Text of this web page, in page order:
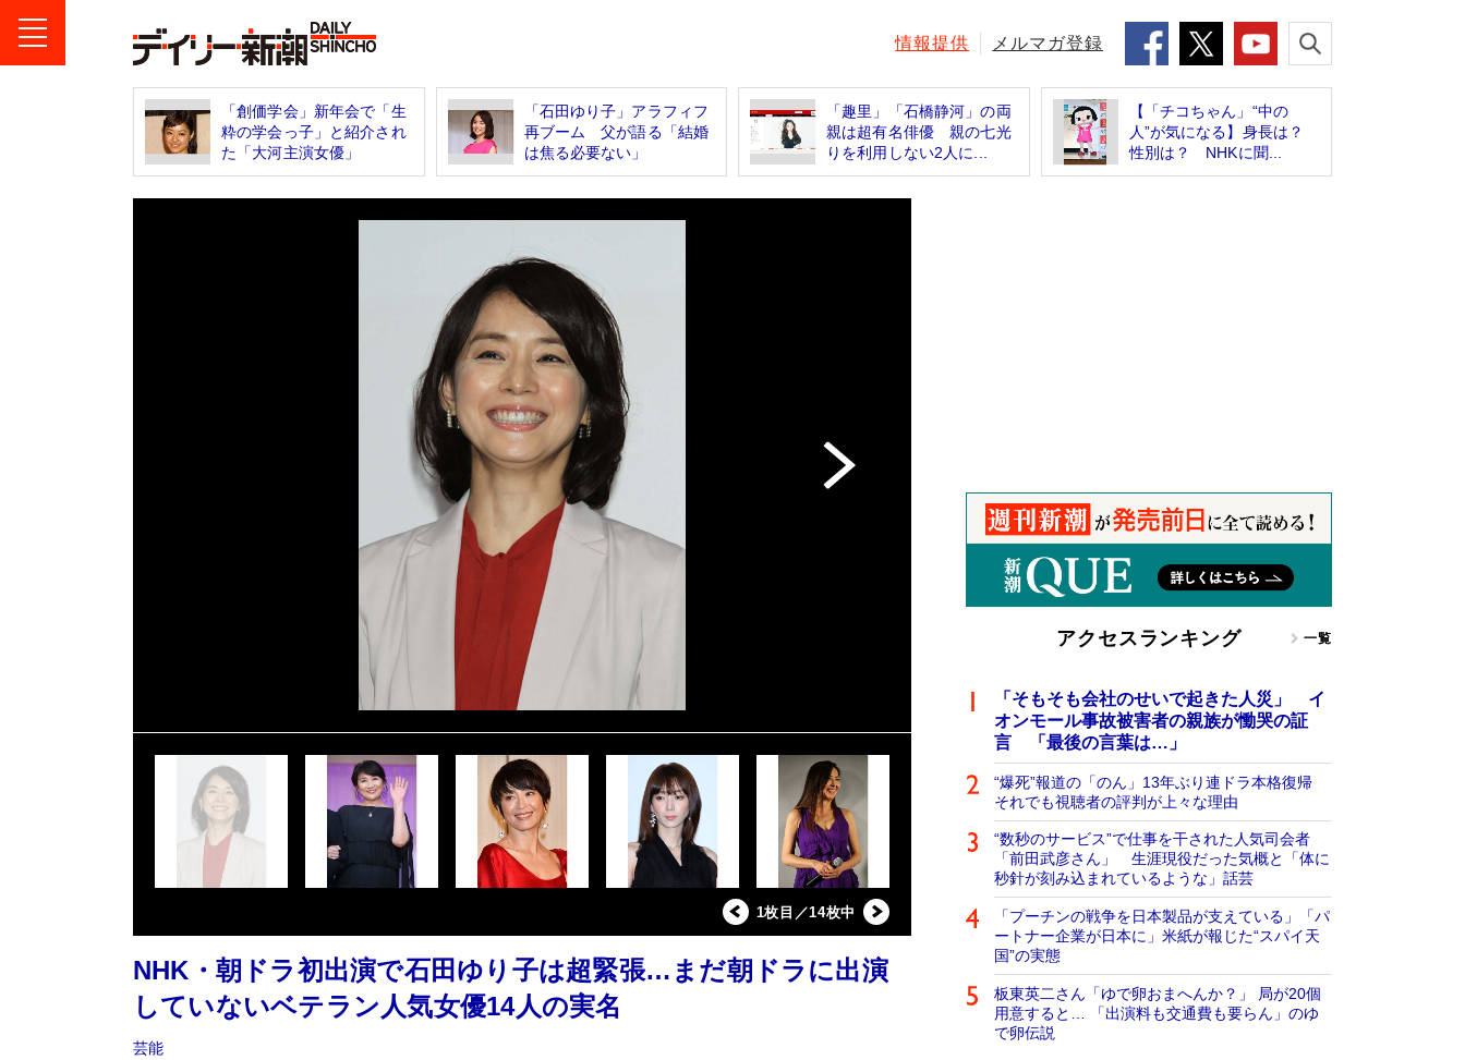
情報提供 メルマガ登録
「創価学会」新年会で「生
粋の学会っ子」と紹介され
た「大河主演女優」
「石田ゆり子」アラフィフ
再ブーム 父が語る「結婚
は焦る必要ない」
「趣里」「石橋静河」の両
親は超有名俳優 親の七光
りを利用しない2人に...
【「チコちゃん」“中の
人”が気になる】身長は？
性別は？ NHKに聞...
1枚目／14枚中
NHK・朝ドラ初出演で石田ゆり子は超緊張…まだ朝ドラに出演
していないベテラン人気女優14人の実名
芸能
アクセスランキング 一覧
「そもそも会社のせいで起きた人災」 イ
オンモール事故被害者の親族が慟哭の証
言 「最後の言葉は…」
“爆死”報道の「のん」13年ぶり連ドラ本格復帰
それでも視聴者の評判が上々な理由
“数秒のサービス”で仕事を干された人気司会者
「前田武彦さん」 生涯現役だった気概と「体に
秒針が刻み込まれているような」話芸
「プーチンの戦争を日本製品が支えている」「パ
ートナー企業が日本に」米紙が報じた“スパイ天
国”の実態
板東英二さん「ゆで卵おまへんか？」 局が20個
用意すると… 「出演料も交通費も要らん」のゆ
で卵伝説